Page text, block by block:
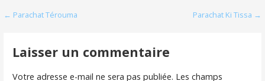
Navigation
l’article
← Parachat Térouma Parachat Ki Tissa →
Laisser un commentaire
Votre adresse e-mail ne sera pas publiée. Les champs